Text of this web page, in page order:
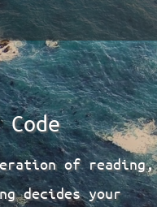
Code
of reading,
decides your